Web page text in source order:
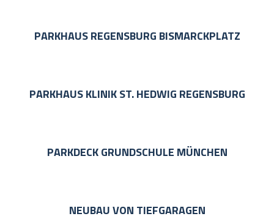
PARKHAUS REGENSBURG BISMARCKPLATZ
PARKHAUS KLINIK ST. HEDWIG REGENSBURG
PARKDECK GRUNDSCHULE MÜNCHEN
NEUBAU VON TIEFGARAGEN